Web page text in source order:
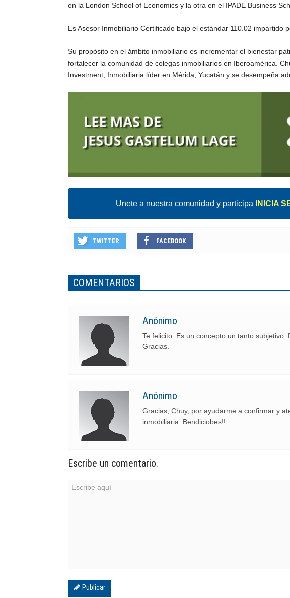
en la London School of Economics y la otra en el IPADE Business
Es Asesor Inmobiliario Certificado bajo el estándar 110.02 impartido
Su propósito en el ámbito inmobiliario es incrementar el bienestar
fortalecer la comunidad de colegas inmobiliarios en Iberoamérica.
Investment, Inmobiliaria líder en Mérida, Yucatán y se desempeña
Unete a nuestra comunidad y participa INICIA
TWITTER FACEBOOK
COMENTARIOS
Anónimo
Te felicito. Es un concepto un tanto subjetivo.
Gracias.
Anónimo
Gracias, Chuy, por ayudarme a confirmar y
inmobiliaria. Bendiciobes!!
Escribe un comentario.
Publicar